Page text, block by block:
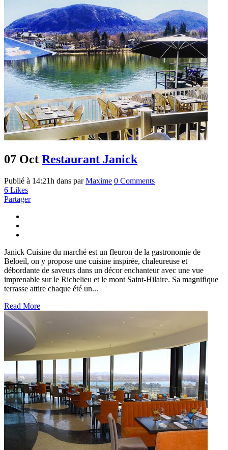
07 Oct Restaurant Janick
Publié à 14:21h dans parMaxime 0 Comments
6 Likes
Partager
Janick Cuisine du marché est un fleuron de la gastronomie de
Beloeil, on y propose une cuisine inspirée, chaleureuse et
débordante de saveurs dans un décor enchanteur avec une vue
imprenable sur le Richelieu et le mont Saint-Hilaire. Sa magnifique
terrasse attire chaque été un...
Read More